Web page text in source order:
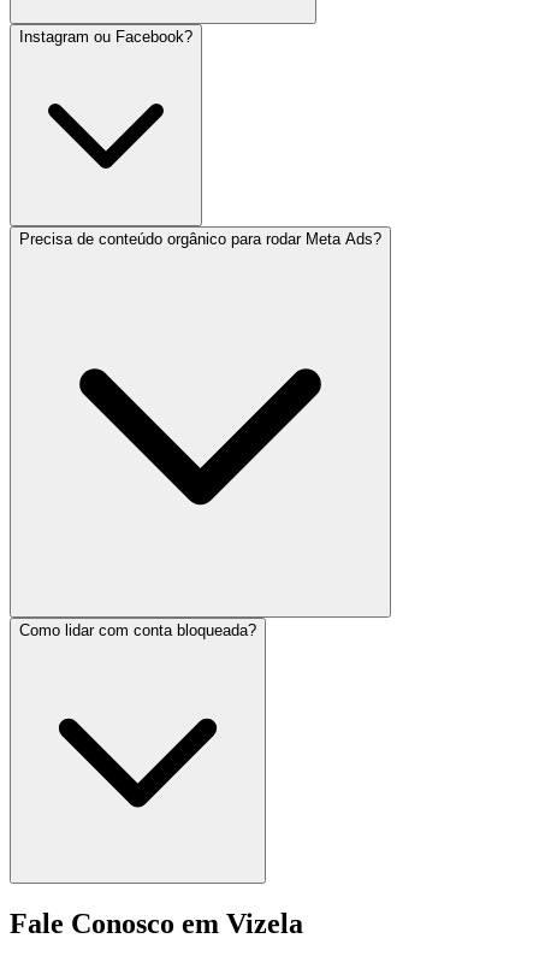
Instagram ou Facebook?
Precisa de conteúdo orgânico para rodar Meta Ads?
Como lidar com conta bloqueada?
Fale Conosco em Vizela